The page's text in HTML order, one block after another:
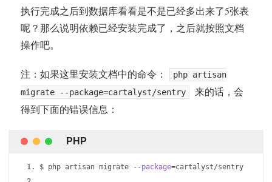
执行完成之后到数据库看看是不是已经多出来了5张表
呢？那么说明依赖已经安装完成了，之后就按照文档
操作吧。
注：如果这里安装文档中的命令：
php artisan
migrate --package=cartalyst/sentry
来的话，会
得到下面的错误信息：
$ php artisan migrate --package=cartalyst/sentry